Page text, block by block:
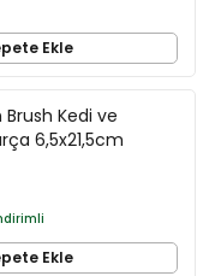
Ekle
Brush Kedi ve
6,5x21,5cm
Ekle